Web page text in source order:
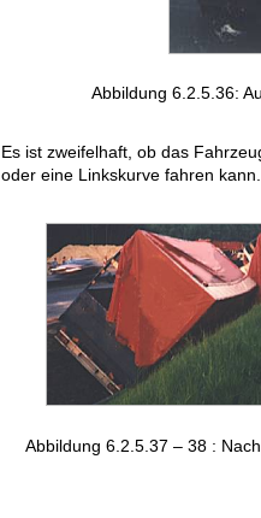
Abbildung 6.2.5.36:
Es ist zweifelhaft, ob das
oder eine Linkskurve fahren kann.
Abbildung 6.2.5.37 – 38 :